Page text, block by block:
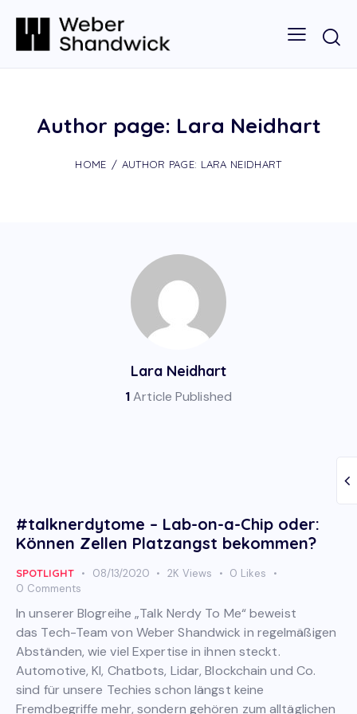
Author page: Lara Neidhart
HOME AUTHOR PAGE: LARA NEIDHART
Lara Neidhart
1Article Published
#talknerdytome – Lab-on-a-Chip oder:
Können Zellen Platzangst bekommen?
SPOTLIGHT 08/13/2020 2K Views 0 Likes
0 Comments
In unserer Blogreihe „Talk Nerdy To Me“ beweist
das Tech-Team von Weber Shandwick in regelmäßigen
Abständen, wie viel Expertise in ihnen steckt.
Automotive, KI, Chatbots, Lidar, Blockchain und Co.
sind für unsere Techies schon längst keine
Fremdbegriffe mehr, sondern gehören zum alltäglichen